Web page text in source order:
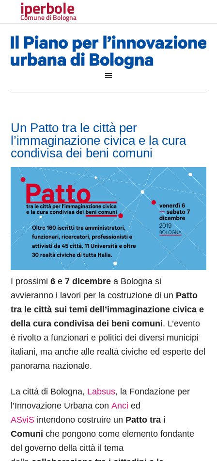
iperbole
Comune di Bologna
Un Patto tra le città per
l’immaginazione civica e la cura
condivisa dei beni comuni
I prossimi6 e7 dicembre a Bologna si
avvieranno i lavori per la costruzione di un Patto
tra le città sui temi dell’immaginazione civica e
della cura condivisa dei beni comuni. L’evento
è rivolto a funzionari e politici dei diversi municipi
italiani, ma anche alle realtà civiche ed esperte del
panorama nazionale.
La città di Bologna, Labsus, la Fondazione per
l’Innovazione Urbana conAncied
ASviS intendono costruire un Patto tra i
Comuni che pongono come elemento fondante
del governo della città il tema